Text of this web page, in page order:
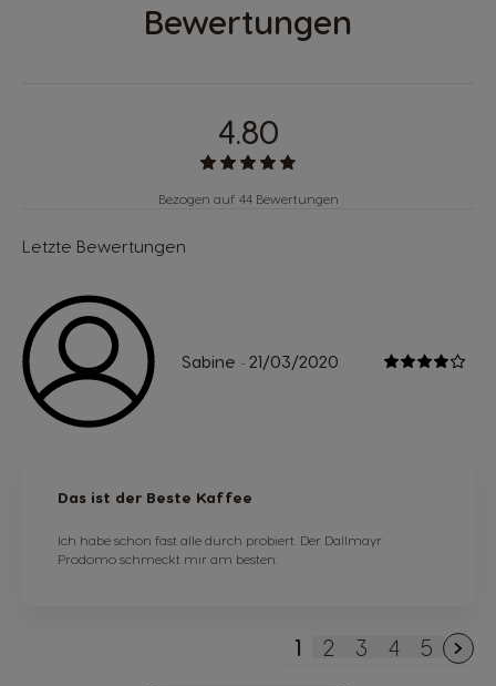
Bewertungen
4.80
Bezogen auf 44 Bewertungen
Letzte Bewertungen
Sabine - 21/03/2020
Das ist der Beste Kaffee
Ich habe schon fast alle durch probiert. Der Dallmayr
Prodomo schmeckt mir am besten.
Sie lesen gerade
1 Seite
2 Seite
3 Seite
4 Seite
5